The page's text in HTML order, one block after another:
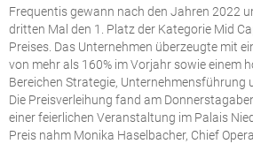
Frequentis gewann nach den Jahren 2022
dritten Mal den 1. Platz der Kategorie Mid
Preises. Das Unternehmen überzeugte mit
von mehr als 160% im Vorjahr sowie einem
Bereichen Strategie, Unternehmens­führung
Die Preisverleihung fand am
einer feierlichen Veranstaltung im Palais
Preis nahm Monika Haselbacher, Chief